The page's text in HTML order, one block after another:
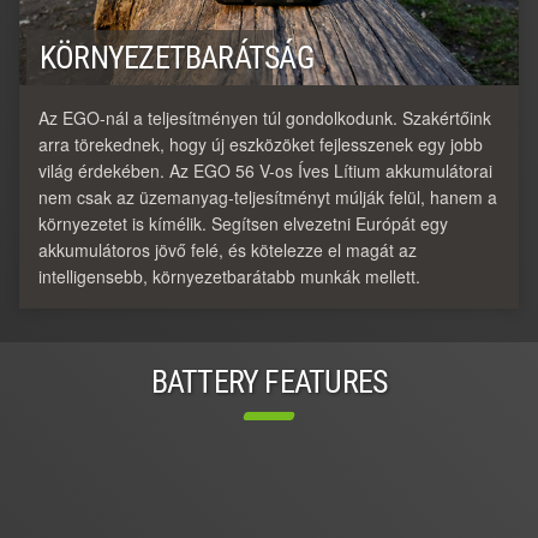
KÖRNYEZETBARÁTSÁG
Az EGO-nál a teljesítményen túl gondolkodunk. Szakértőink
arra törekednek, hogy új eszközöket fejlesszenek egy jobb
világ érdekében. Az EGO 56 V-os Íves Lítium akkumulátorai
nem csak az üzemanyag-teljesítményt múlják felül, hanem a
környezetet is kímélik. Segítsen elvezetni Európát egy
akkumulátoros jövő felé, és kötelezze el magát az
intelligensebb, környezetbarátabb munkák mellett.
BATTERY FEATURES